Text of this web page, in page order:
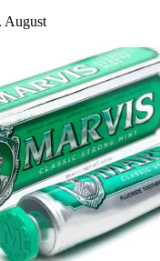
August